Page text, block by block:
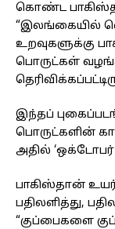
கொண்ட
“இலங்கையில்
உறவுகளுக்கு
பொருட்கள்
இந்தப்
பொருட்களின்
அதில் ‘ஒக்டோபர்
பாகிஸ்தான்
பதிலளித்து,
“குப்பைகளை